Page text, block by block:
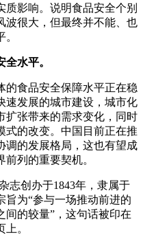
影响。说明食品安全个别
波很大，但最终并不能、也
水平。
食品安全保障水平正在稳
速发展的城市建设，城市化
扩张带来的需求变化，同时
式的改变。中国目前正在推
调的发展格局，这也有望成
列的重要契机。
志创办于1843年，隶属于
旨为“参与一场推动前进的
间的较量”，这句话被印在
。